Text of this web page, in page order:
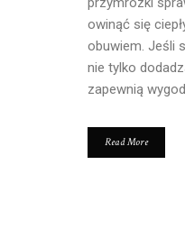
owinąć się
obuwiem. Jeśli
nie tylko
zapewnią
Read More